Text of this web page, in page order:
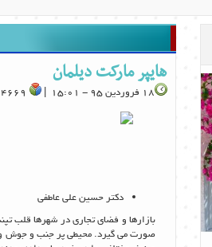
هایپر مارکت دیلمان
18 فروردین 95 - 15:01 |
دکتر حسین علی عاطفی
بازارها و فضای تجاری در شهرها قلب
صورت می گیرد. محیطی پر جنب و جوش و